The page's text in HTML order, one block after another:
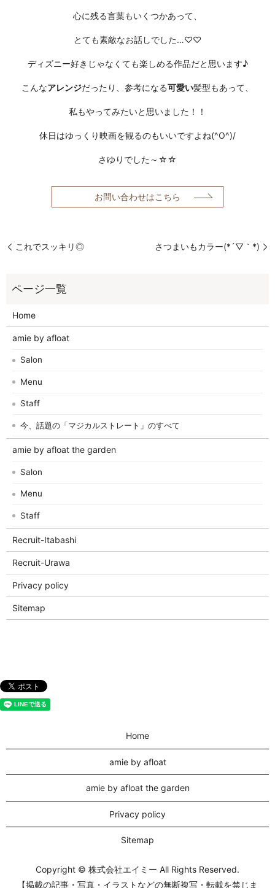
心に残る言葉もいくつかあって、
とても素敵なお話しでした…♡♡
ディズニー好きじゃなくても楽しめる作品だと思います♪
こんなアレンジだったり、参考になる可愛い髪型もあって、
私もやってみたいと思いました！！
休日はゆっくり映画を観るのもいいですよね(^O^)/
さゆりでした～ ☆☆
お問い合わせはこちら
これでスッキリ◎ さつまいもカラー(*´▽｀*)
Home
amie by afloat
Salon
Menu
Staff
今、話題の「マジカルストレート」のすべて
amie by afloat the garden
Salon
Menu
Staff
Recruit-Itabashi
Recruit-Urawa
Privacy policy
Sitemap
Home
amie by afloat
amie by afloat the garden
Privacy policy
Sitemap
Copyright © 株式会社エイミー All Rights Reserved.
【掲載の記事・写真・イラストなどの無断複写・転載を禁じま